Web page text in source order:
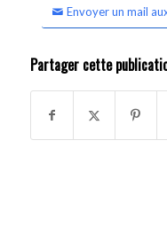
Envoyer un mail
Partager cette